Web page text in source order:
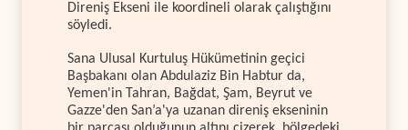
Direniş Ekseni ile koordineli olarak çalıştığını
söyledi.
Sana Ulusal Kurtuluş Hükümetinin geçici
Başbakanı olan Abdulaziz Bin Habtur da,
Yemen'in Tahran, Bağdat, Şam, Beyrut ve
Gazze'den San’a'ya uzanan direniş ekseninin